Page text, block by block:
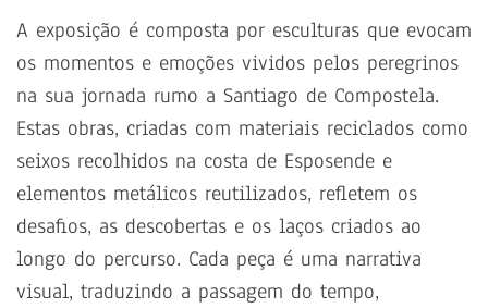
A exposição é composta por esculturas que evocam
os momentos e emoções vividos pelos peregrinos
na sua jornada rumo a Santiago de Compostela.
Estas obras, criadas com materiais reciclados como
seixos recolhidos na costa de Esposende e
elementos metálicos reutilizados, refletem os
desafios, as descobertas e os laços criados ao
longo do percurso. Cada peça é uma narrativa
visual, traduzindo a passagem do tempo,